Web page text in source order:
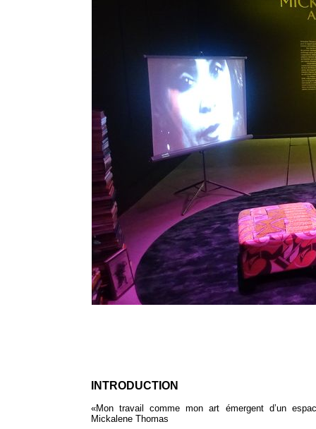
INTRODUCTION
«Mon travail comme mon art émergent d’un
Mickalene Thomas